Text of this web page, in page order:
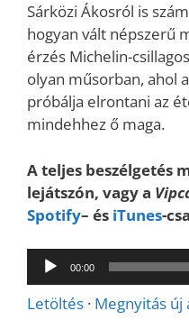
Sárközi Ákosról is
hogyan vált népszerű
érzés Michelin-
olyan műsorban, ahol
próbálja elrontani az
mindehhez ő maga.
A teljes beszélgetés
lejátszón, vagy a
Spotify– és iTunes-
Audió
lejátszó
00:00
Letöltés · Megnyitás új